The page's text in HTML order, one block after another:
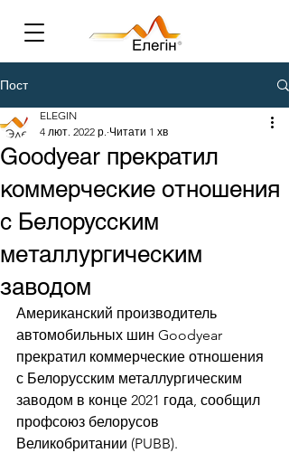
Пост
Goodyear прекратил
коммерческие отношения
с Белорусским
металлургическим
заводом
ELEGIN
4 лют. 2022 р. Читати 1 хв
Американский производитель
автомобильных шин Goodyear
прекратил коммерческие отношения
с Белорусским металлургическим
заводом в конце 2021 года, сообщил
профсоюз белорусов
Великобритании (PUBB).